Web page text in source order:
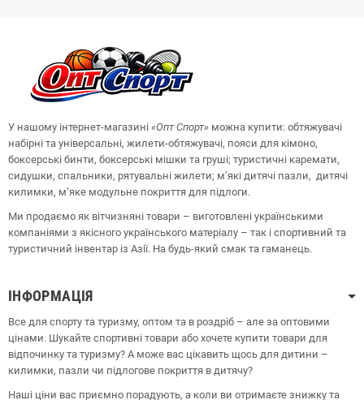
У нашому інтернет-магазині «ОптСпорт» можна купити: обтяжувачі
набірні та універсальні, жилети-обтяжувачі, пояси для кімоно,
боксерські бинти, боксерські мішки та груші; туристичні каремати,
сидушки, спальники, рятувальні жилети; м’які дитячі пазли, дитячі
килимки, м’яке модульне покриття для підлоги.
Ми продаємо як вітчизняні товари – виготовлені українськими
компаніями з якісного українського матеріалу – так і спортивний та
туристичний інвентар із Азії. На будь-який смак та гаманець.
ІНФОРМАЦІЯ
Все для спорту та туризму, оптом та в роздріб – але за оптовими
цінами. Шукайте спортивні товари або хочете купити товари для
відпочинку та туризму? А може вас цікавить щось для дитини –
килимки, пазли чи підлогове покриття в дитячу?
Наші ціни вас приємно порадують, а коли ви отримаєте знижку та